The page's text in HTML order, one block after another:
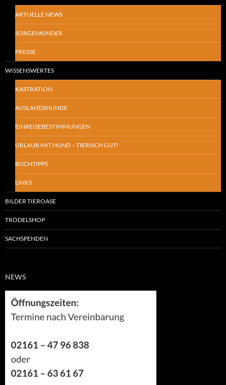
AKTUELLE NEWS
SORGENKINDER
PRESSE
WISSENSWERTES
KASTRATION
AUSLANDSHUNDE
EINREISEBESTIMMUNGEN
URLAUB MIT HUND – TIERISCH GUT!
BUCHTIPPS
LINKS
BILDER TIEROASE
TRÖDELSHOP
SACHSPENDEN
NEWS